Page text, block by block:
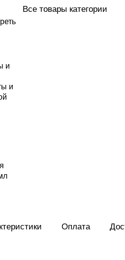
и
и
Все товары категории
Оплата